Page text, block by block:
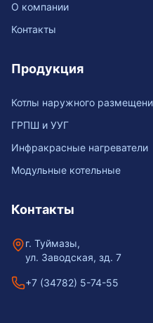
О компании
Контакты
Продукция
Котлы наружного
ГРПШ и УУГ
Инфракрасные нагреватели
Модульные котельные
Контакты
г. Туймазы,
ул. Заводская, зд. 7
+7 (34782) 5-74-55